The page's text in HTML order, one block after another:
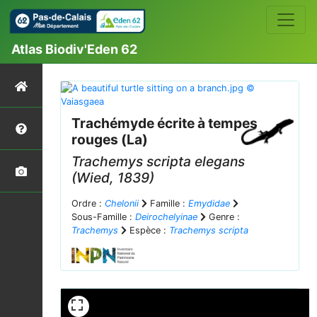
Atlas Biodiv'Eden 62
Trachémyde écrite à tempes
rouges (La)
Trachemys scripta elegans
(Wied, 1839)
Ordre : Chelonii Famille : Emydidae
Sous-Famille : Deirochelyinae
Genre :
Trachemys
Espèce : Trachemys scripta